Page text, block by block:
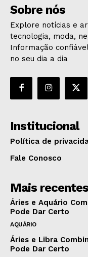
Sobre nós
Explore notícias e
tecnologia, moda,
Informação
no seu dia a dia
Institucional
Política de
Fale Conosco
Mais recentes
Áries e Aquário
Pode Dar Certo
AQUÁRIO
Áries e Libra
Pode Dar Certo